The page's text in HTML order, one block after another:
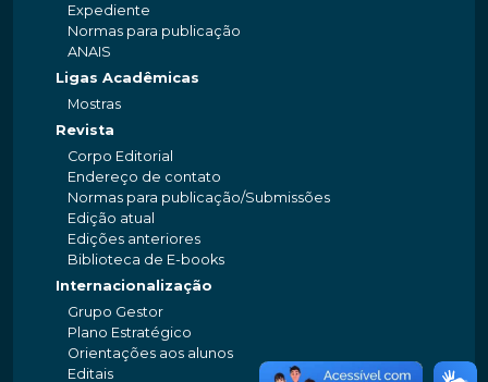
Expediente
Normas para publicação
ANAIS
Ligas Acadêmicas
Mostras
Revista
Corpo Editorial
Endereço de contato
Normas para publicação/Submissões
Edição atual
Edições anteriores
Biblioteca de E-books
Internacionalização
Grupo Gestor
Plano Estratégico
Orientações aos alunos
Editais